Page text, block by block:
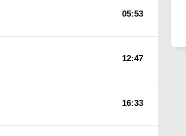
05:53
12:47
16:33